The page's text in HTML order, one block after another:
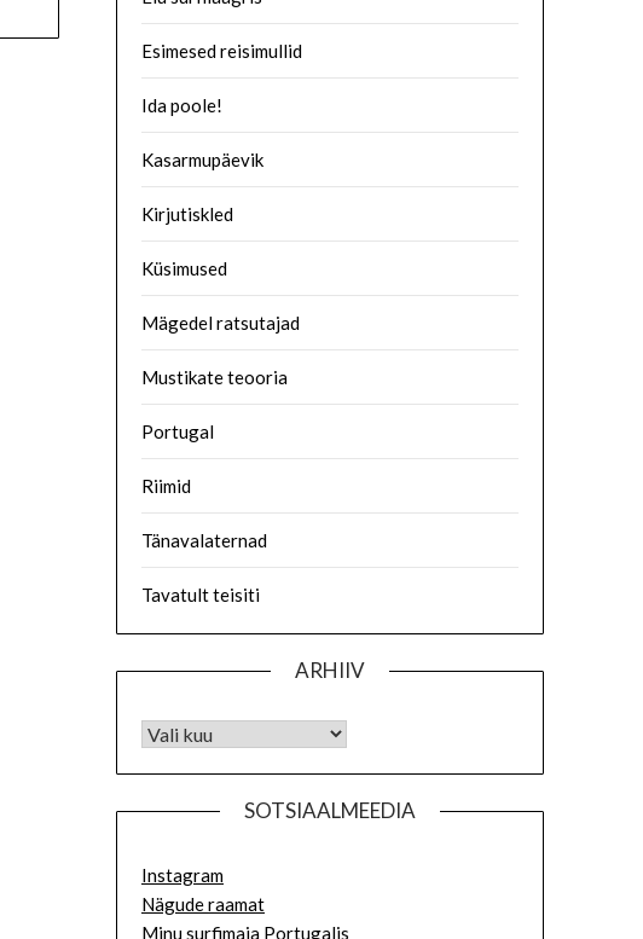
Esimesed reisimullid
Ida poole!
Kasarmupäevik
Kirjutiskled
Küsimused
Mägedel ratsutajad
Mustikate teooria
Portugal
Riimid
Tänavalaternad
Tavatult teisiti
ARHIIV
SOTSIAALMEEDIA
Instagram
Nägude raamat
Minu surfimaja Portugalis